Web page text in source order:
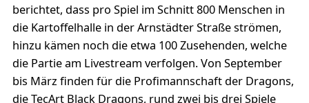
berichtet, dass pro Spiel im Schnitt 800 Menschen in
die Kartoffelhalle in der Arnstädter Straße strömen,
hinzu kämen noch die etwa 100 Zusehenden, welche
die Partie am Livestream verfolgen. Von September
bis März finden für die Profimannschaft der Dragons,
die TecArt Black Dragons, rund zwei bis drei Spiele